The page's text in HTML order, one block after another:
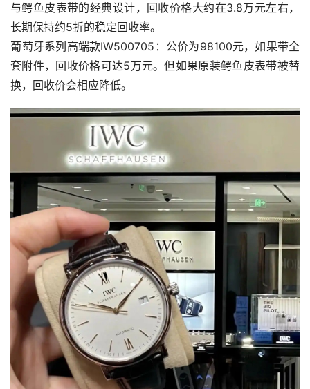
与鳄鱼皮表带的经典设计，回收价格大约在3.8万元左右，
长期保持约5折的稳定回收率。
‌葡萄牙系列高端款IW500705‌：公价为98100元，如果带全
套附件，回收价格可达5万元。但如果原装鳄鱼皮表带被替
换，回收价会相应降低。